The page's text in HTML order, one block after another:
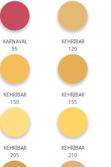
KARNAVAL
95
KEHRİBAR
120
KEHRİBAR
150
KEHRİBAR
155
KEHRİBAR
205
KEHRİBAR
210